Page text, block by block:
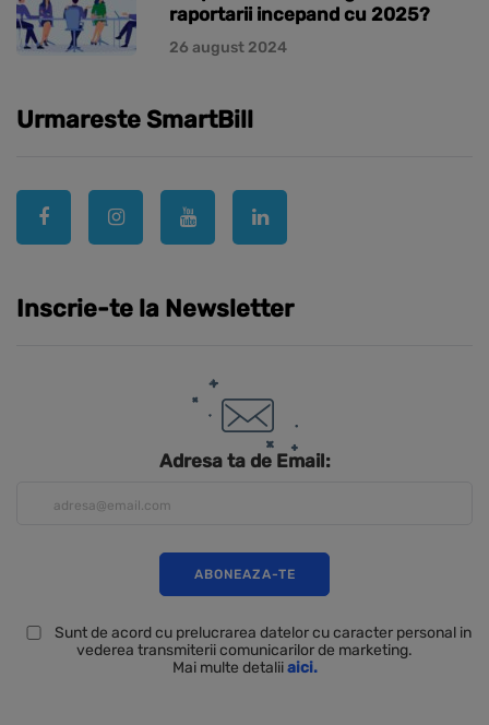
raportarii incepand cu 2025?
26 august 2024
Urmareste SmartBill
Inscrie-te la Newsletter
Adresa ta de Email:
Sunt de acord cu prelucrarea datelor cu caracter personal in
vederea transmiterii comunicarilor de marketing.
Mai multe detaliiaici.